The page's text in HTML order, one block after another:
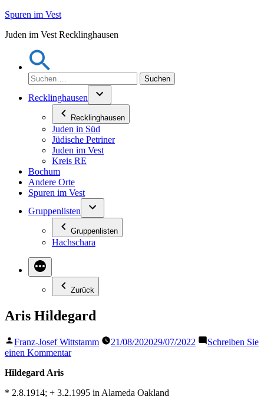
Zum
springen
Spuren im Vest
Juden im Vest Recklinghausen
Suchen
nach:
Recklinghausen
Recklinghausen
Juden in Süd
Jüdische Petriner
Juden im Vest
Kreis RE
Bochum
Andere Orte
Spuren im Vest
Gruppenlisten
Gruppenlisten
Hachschara
Zurück
Aris Hildegard
Veröffentlicht
von
Franz-Josef Wittstamm 21/08/202029/07/2022
Schreiben Sie
einen Kommentarzu
Hildegard Aris
* 2.8.1914; + 3.2.1995 in Alameda Oakland